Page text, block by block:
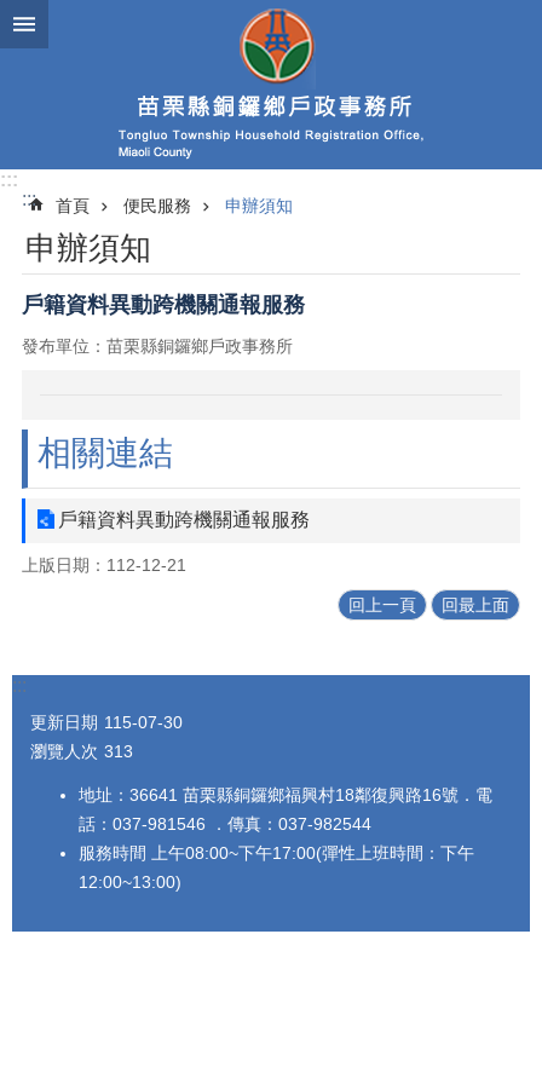
跳到主要內容區塊
:::
:::
首頁 便民服務 申辦須知
申辦須知
戶籍資料異動跨機關通報服務
發布單位：苗栗縣銅鑼鄉戶政事務所
相關連結
戶籍資料異動跨機關通報服務
上版日期：112-12-21
回上一頁 回最上面
:::
更新日期 115-07-30
瀏覽人次 313
地址：36641 苗栗縣銅鑼鄉福興村18鄰復興路16號．電
話：037-981546 ．傳真：037-982544
服務時間 上午08:00~下午17:00(彈性上班時間：下午
12:00~13:00)